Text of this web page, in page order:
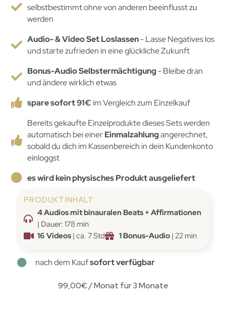
selbstbestimmt ohne von anderen beeinflusst zu
werden
Audio- & Video Set Loslassen- Lasse Negatives los
und starte zufrieden in eine glückliche Zukunft
Bonus-Audio Selbstermächtigung- Bleibe dran
und ändere wirklich etwas
spare sofort 91€ im Vergleich zum Einzelkauf
Bereits gekaufte Einzelprodukte dieses Sets werden
automatisch bei einerEinmalzahlungangerechnet,
sobald du dich im Kassenbereich in dein Kundenkonto
einloggst
es wird kein physisches Produkt ausgeliefert
PRODUKTINHALT:
4 Audios mit binauralen Beats + Affirmationen
| Dauer: 178 min
16 Videos | ca. 7 Std 1 Bonus-Audio | 22 min
nach dem Kaufsofort verfügbar
99,00€/ Monat für 3 Monate